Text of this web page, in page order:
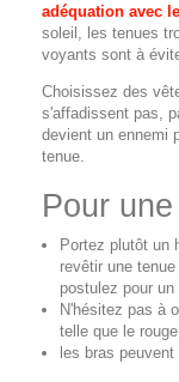
adéquation avec
soleil, les tenues
voyants sont à
Choisissez des
s'affadissent pas,
devient un ennemi
tenue.
Pour
Portez plutôt un
revêtir une
postulez pour un
N'hésitez pas à
telle que le
les bras peuvent